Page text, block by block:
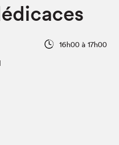
Programmation dans la ville
Vidéos et balados16h00 à 17h00